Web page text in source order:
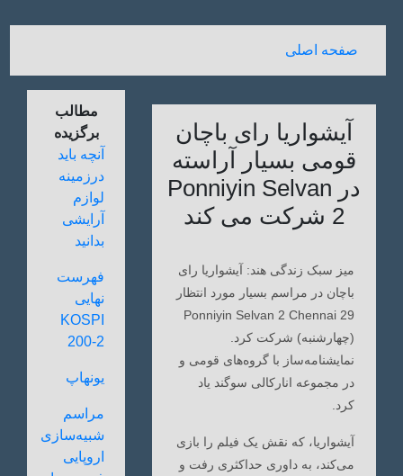
صفحه اصلی
آیشواریا رای باچان
قومی بسیار آراسته
در Ponniyin Selvan
2 شرکت می کند
میز سبک زندگی هند: آیشواریا رای
باچان در مراسم بسیار مورد انتظار
Ponniyin Selvan 2 Chennai 29
(چهارشنبه) شرکت کرد.
نمایشنامه‌ساز با گروه‌های قومی و
در مجموعه انارکالی سوگند یاد
کرد.
آیشواریا، که نقش یک فیلم را بازی
می‌کند، به داوری حداکثری رفت و
مطالب
برگزیده
آنچه باید
درزمینه
لوازم
آرایشی
بدانید
فهرست
نهایی
KOSPI
200-2
یونهاپ
مراسم
شبیه‌سازی
اروپایی